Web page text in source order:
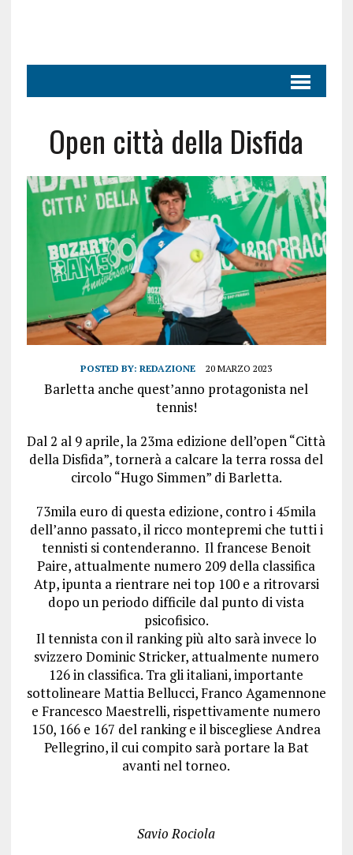
Open città della Disfida
POSTED BY:REDAZIONE 20 MARZO 2023
Barletta anche quest’anno protagonista nel
tennis!
Dal 2 al 9 aprile, la 23ma edizione dell’open “Città
della Disfida”, tornerà a calcare la terra rossa del
circolo “Hugo Simmen” di Barletta.
73mila euro di questa edizione, contro i 45mila
dell’anno passato, il ricco montepremi che tutti i
tennisti si contenderanno. Il francese Benoit
Paire, attualmente numero 209 della classifica
Atp, ipunta a rientrare nei top 100 e a ritrovarsi
dopo un periodo difficile dal punto di vista
psicofisico.
Il tennista con il ranking più alto sarà invece lo
svizzero Dominic Stricker, attualmente numero
126 in classifica. Tra gli italiani, importante
sottolineare Mattia Bellucci, Franco Agamennone
e Francesco Maestrelli, rispettivamente numero
150, 166 e 167 del ranking e il biscegliese Andrea
Pellegrino, il cui compito sarà portare la Bat
avanti nel torneo.
Savio Rociola